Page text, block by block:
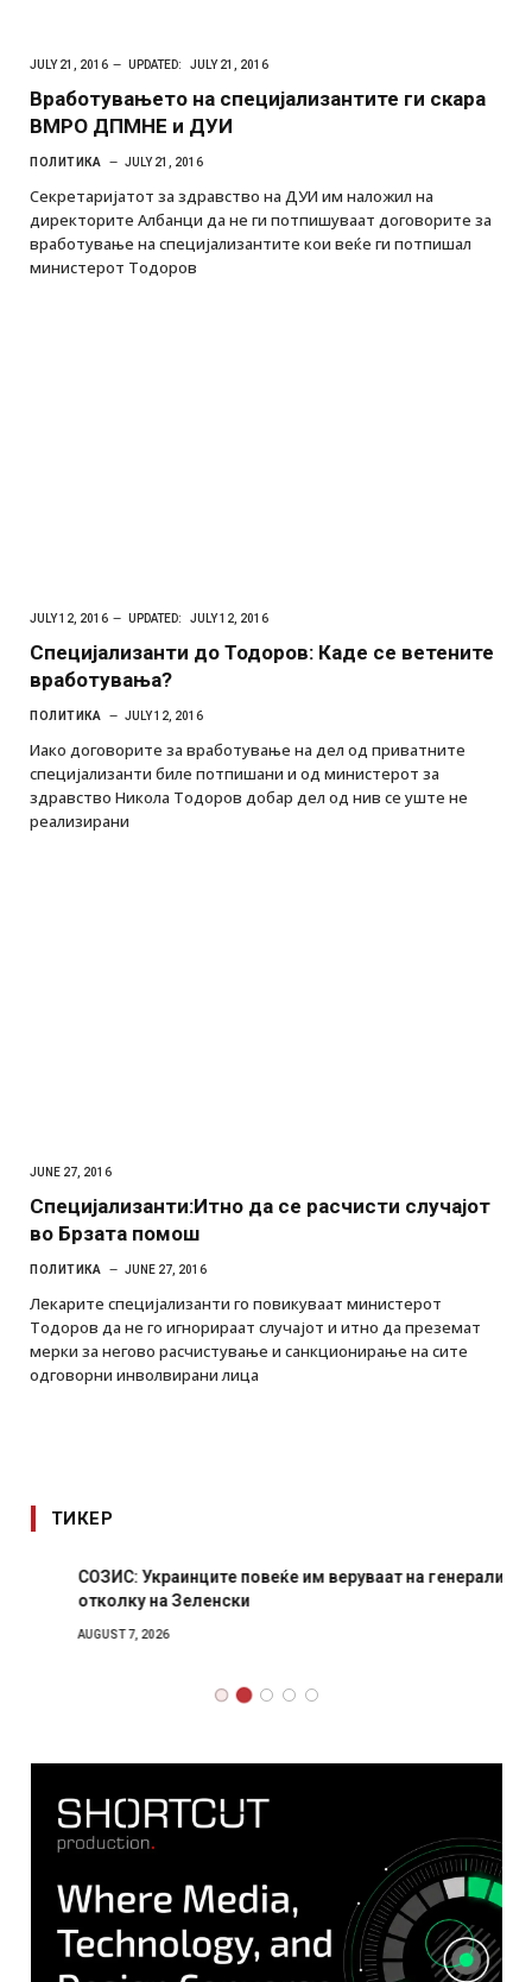
JULY 21, 2016 UPDATED: JULY 21, 2016
Вработувањето на специјализантите ги скара
ВМРО ДПМНЕ и ДУИ
ПОЛИТИКА JULY 21, 2016
Секретаријатот за здравство на ДУИ им наложил на
директорите Албанци да не ги потпишуваат договорите за
вработување на специјализантите кои веќе ги потпишал
министерот Тодоров
JULY 12, 2016 UPDATED: JULY 12, 2016
Специјализанти до Тодоров: Каде се ветените
вработувања?
ПОЛИТИКА JULY 12, 2016
Иако договорите за вработување на дел од приватните
специјализанти биле потпишани и од министерот за
здравство Никола Тодоров добар дел од нив се уште не
реализирани
JUNE 27, 2016
Специјализанти:Итно да се расчисти случајот
во Брзата помош
ПОЛИТИКА JUNE 27, 2016
Лекарите специјализанти го повикуваат министерот
Тодоров да не го игнорираат случајот и итно да преземат
мерки за негово расчистување и санкционирање на сите
одговорни инволвирани лица
ТИКЕР
СОЗИС: Украинците повеќе им веруваат на генералите
отколку на Зеленски
AUGUST 7, 2026